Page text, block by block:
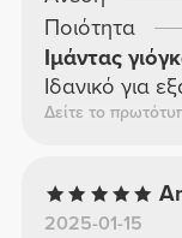
Ποιότητα
Ιμάντας
Ιδανικό για
Δείτε το
2025-01-15